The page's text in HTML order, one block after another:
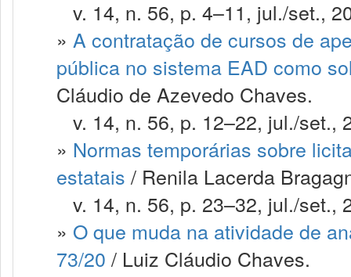
v. 14, n. 56, p. 4–11, jul./set.,
» A contratação de cursos de
pública no sistema EAD como
Cláudio de Azevedo Chaves.
v. 14, n. 56, p. 12–22, jul./set.,
» Normas temporárias sobre
estatais / Renila Lacerda
v. 14, n. 56, p. 23–32, jul./set.,
» O que muda na atividade de
73/20 / Luiz Cláudio Chaves.